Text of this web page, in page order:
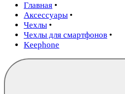
Главная •
Аксессуары •
Чехлы •
Чехлы для смартфонов •
Keephone